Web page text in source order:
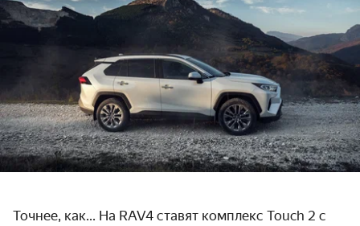
Точнее, как... На RAV4 ставят комплекс Touch 2 с